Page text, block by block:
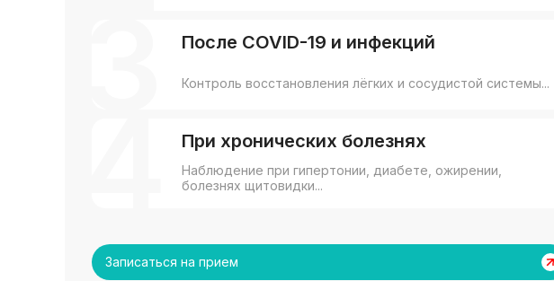
Записаться на прием
Наблюдение при гипертонии, диабете, ожирении,
болезнях щитовидки...
При хронических болезнях
Контроль восстановления лёгких и сосудистой системы...
После COVID-19 и инфекций